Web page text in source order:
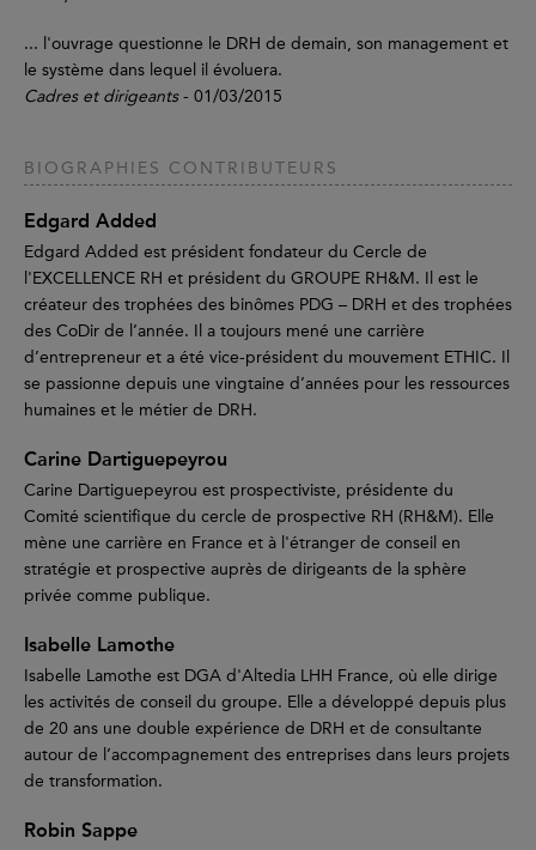
... l'ouvrage questionne le DRH de demain, son management et
le système dans lequel il évoluera.
Cadres et dirigeants- 01/03/2015
BIOGRAPHIES CONTRIBUTEURS
Edgard Added
Edgard Added est président fondateur du Cercle de
l'EXCELLENCE RH et président du GROUPE RH&M. Il est le
créateur des trophées des binômes PDG – DRH et des trophées
des CoDir de l’année. Il a toujours mené une carrière
d’entrepreneur et a été vice-président du mouvement ETHIC. Il
se passionne depuis une vingtaine d’années pour les ressources
humaines et le métier de DRH.
Carine Dartiguepeyrou
Carine Dartiguepeyrou est prospectiviste, présidente du
Comité scientifique du cercle de prospective RH (RH&M). Elle
mène une carrière en France et à l'étranger de conseil en
stratégie et prospective auprès de dirigeants de la sphère
privée comme publique.
Isabelle Lamothe
Isabelle Lamothe est DGA d'Altedia LHH France, où elle dirige
les activités de conseil du groupe. Elle a développé depuis plus
de 20 ans une double expérience de DRH et de consultante
autour de l’accompagnement des entreprises dans leurs projets
de transformation.
Robin Sappe